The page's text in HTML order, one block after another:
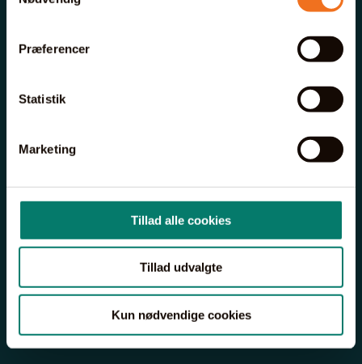
Præferencer
Statistik
Marketing
Tillad alle cookies
Tillad udvalgte
Kun nødvendige cookies